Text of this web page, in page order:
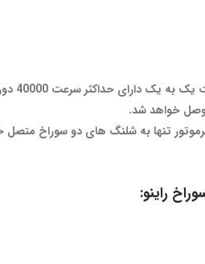
وصل خواهد شد.
تنها به شلنگ های دو سوراخ
راینو: